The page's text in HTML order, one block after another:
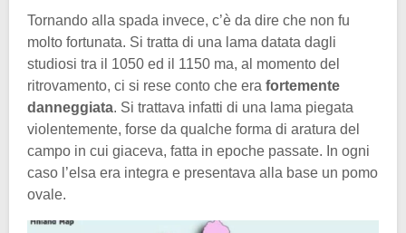
Tornando alla spada invece, c’è da dire che non fu
molto fortunata. Si tratta di una lama datata dagli
studiosi tra il 1050 ed il 1150 ma, al momento del
ritrovamento, ci si rese conto che era fortemente
danneggiata. Si trattava infatti di una lama piegata
violentemente, forse da qualche forma di aratura del
campo in cui giaceva, fatta in epoche passate. In ogni
caso l’elsa era integra e presentava alla base un pomo
ovale.